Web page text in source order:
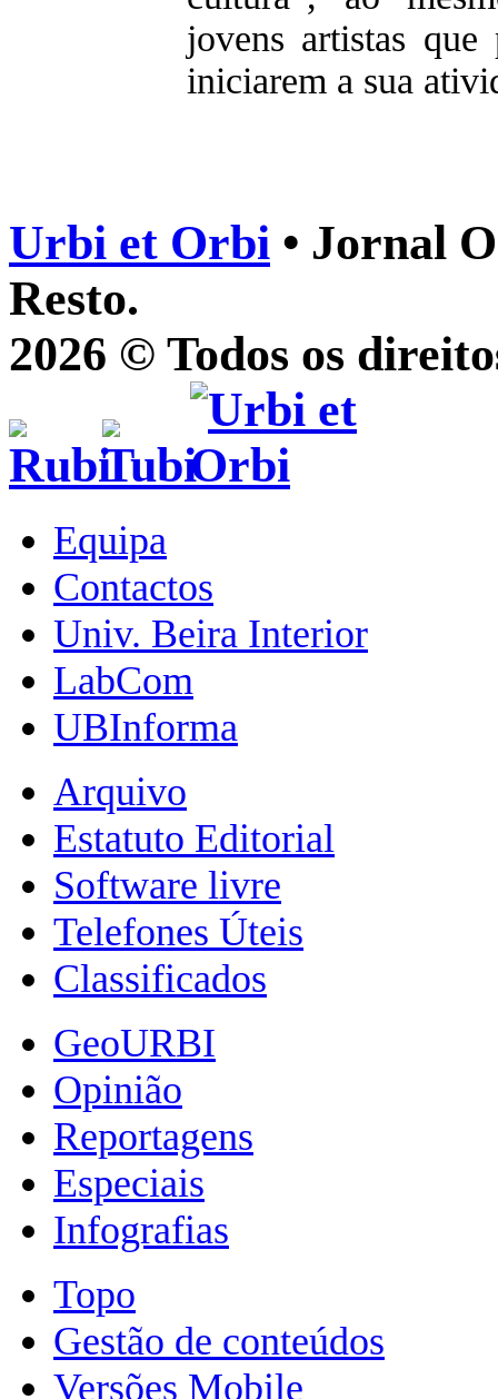
jovens artistas
iniciarem a sua
Urbi et Orbi • Jornal
Resto.
2026 © Todos os
Equipa
Contactos
Univ. Beira Interior
LabCom
UBInforma
Arquivo
Estatuto Editorial
Software livre
Telefones Úteis
Classificados
GeoURBI
Opinião
Reportagens
Especiais
Infografias
Topo
Gestão de conteúdos
Versões Mobile